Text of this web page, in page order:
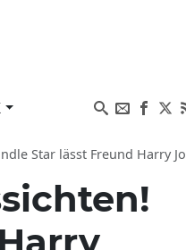
Freund Harry Johnson ausflippen